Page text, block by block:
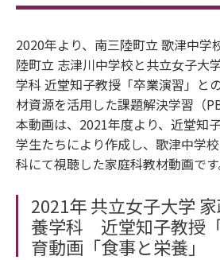
2020年より、南三陸町立 歌津中学
陸町立 志津川中学校と共立女子大
学科 近堂知子教授「卒業演習」と
材資源を活用した課題解決学習（
本動画は、2021年度より、近堂知
学生たちにより作成し、歌津中学
科にて視聴した家庭科教材動画です
2021年 共立女子大学
養学科 近堂知子教授
育動画「食事と栄養」